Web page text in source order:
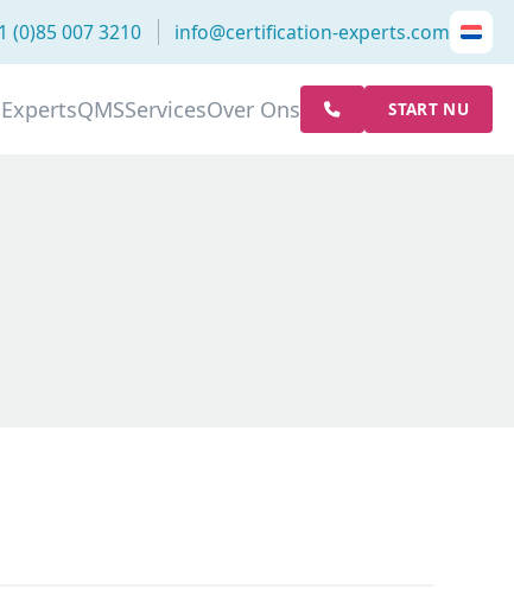
(0)85 007 3210 info@certification-experts.com
QMSServicesOver Ons START NU